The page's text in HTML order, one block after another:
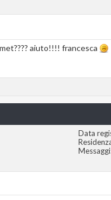
aiuto!!!! francesca
Data
Messaggi